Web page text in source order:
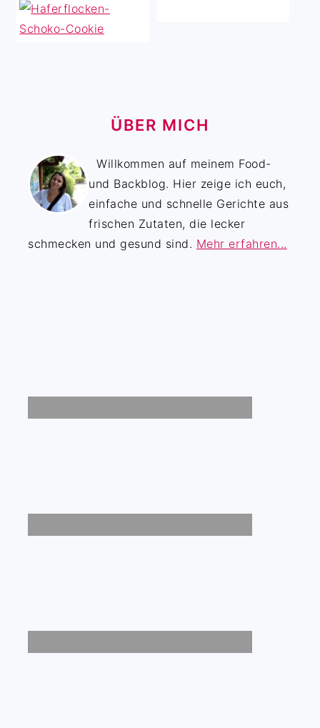
ÜBER MICH
Willkommen auf meinem Food-
und Backblog. Hier zeige ich euch,
einfache und schnelle Gerichte aus
frischen Zutaten, die lecker
schmecken und gesund sind. Mehr erfahren...